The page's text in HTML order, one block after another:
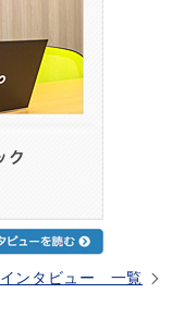
インタビュー 一覧